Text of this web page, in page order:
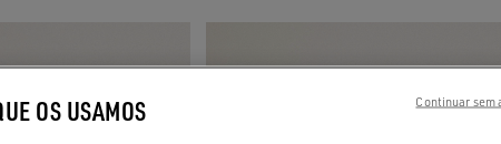
OS USAMOS Continuar sem